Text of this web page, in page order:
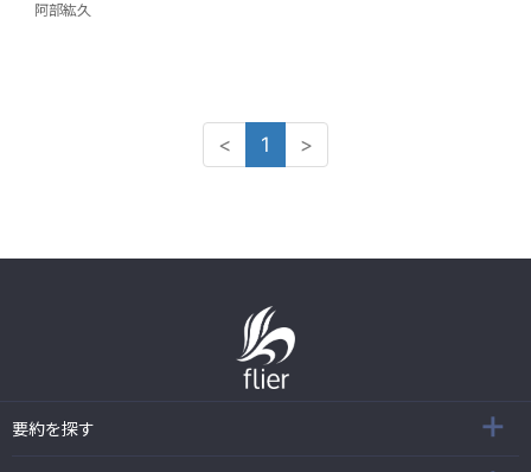
阿部紘久
< 1 >
要約を探す